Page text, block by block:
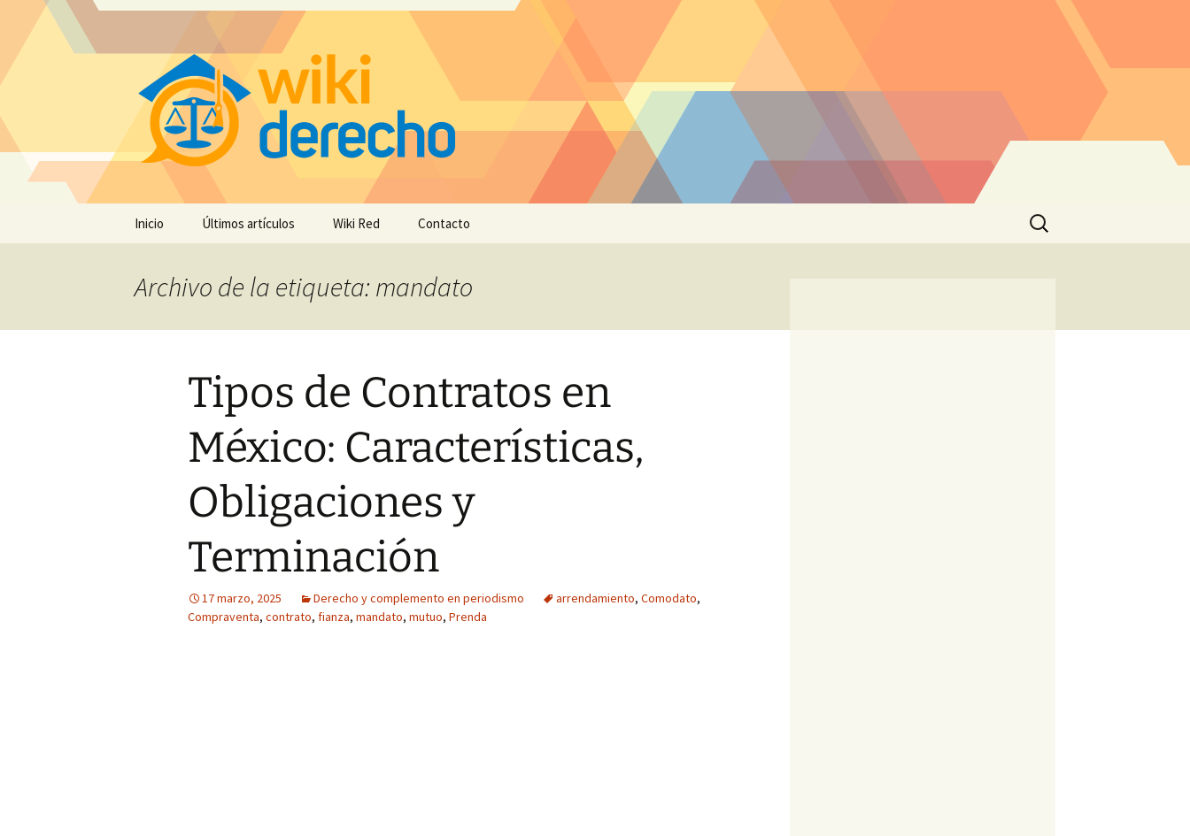
Inicio Últimos artículos Wiki Red Contacto
Buscar:
Archivo de la etiqueta: mandato
Tipos de Contratos en
México: Características,
Obligaciones y
Terminación
17 marzo, 2025 Derecho y complemento en periodismo arrendamiento, Comodato,
Compraventa, contrato, fianza, mandato, mutuo, Prenda